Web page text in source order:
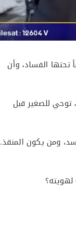
تحتها الفساد، وأن
توحي للصغير قبل
ومن يكون المنقذ.